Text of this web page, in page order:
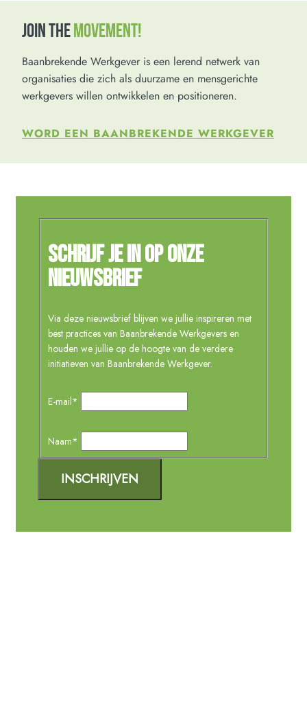
JOIN THEMOVEMENT!
Baanbrekende Werkgever is een lerend netwerk van
organisaties die zich als duurzame en mensgerichte
werkgevers willen ontwikkelen en positioneren.
WORD EEN BAANBREKENDE WERKGEVER